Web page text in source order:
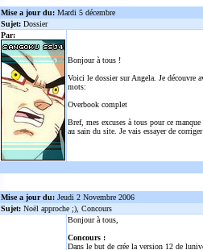
Mise a jour du: Mardi 5 décembre
Sujet: Dossier
Par:
Bonjour à tous !
Voici le dossier sur Angela. Je découvre
mots:
Overbook complet
Bref, mes excuses à tous pour ce
au sain du site. Je vais essayer de
Mise a jour du: Jeudi 2 Novembre 2006
Sujet: Noël approche ;), Concours
Bonjour à tous,
Concours :
Dans le but de crée la version 12 de